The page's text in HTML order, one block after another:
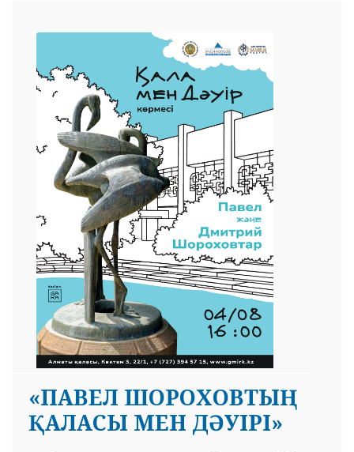
«ПАВЕЛ ШОРОХОВТЫҢ
ҚАЛАСЫ МЕН ДӘУІРІ»